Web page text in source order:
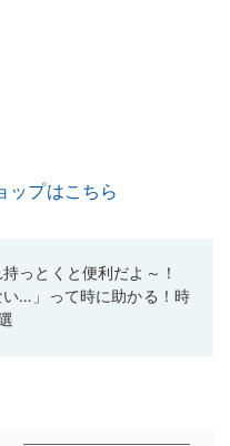
ップはこちら
っとくと便利だよ～！
い…」って時に助かる！時